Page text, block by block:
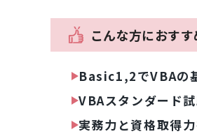
こんな方におすす
Basic1,2でVBAの
VBAスタンダード
実務力と資格取得